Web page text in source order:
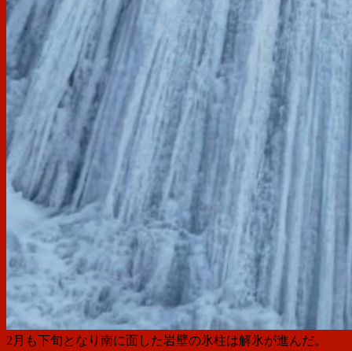
2月も下旬となり南に面した岩壁の氷柱は解氷が進んだ。